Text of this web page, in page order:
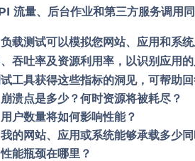
流量、后台作业和第三方服务调用同
载测试可以模拟您网站、应用和系
吞吐率及资源利用率，以识别应用
工具获得这些指标的洞见，可帮助回
崩溃点是多少？何时资源将被耗尽？
用户数量将如何影响性能？
我的网站、应用或系统能够承载多少
性能瓶颈在哪里？